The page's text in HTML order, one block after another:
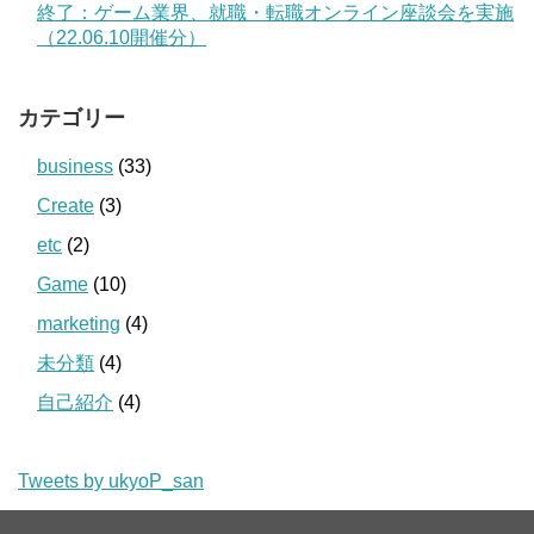
終了：ゲーム業界、就職・転職オンライン座談会を実施
（22.06.10開催分）
カテゴリー
business (33)
Create (3)
etc (2)
Game (10)
marketing (4)
未分類 (4)
自己紹介 (4)
Tweets by ukyoP_san